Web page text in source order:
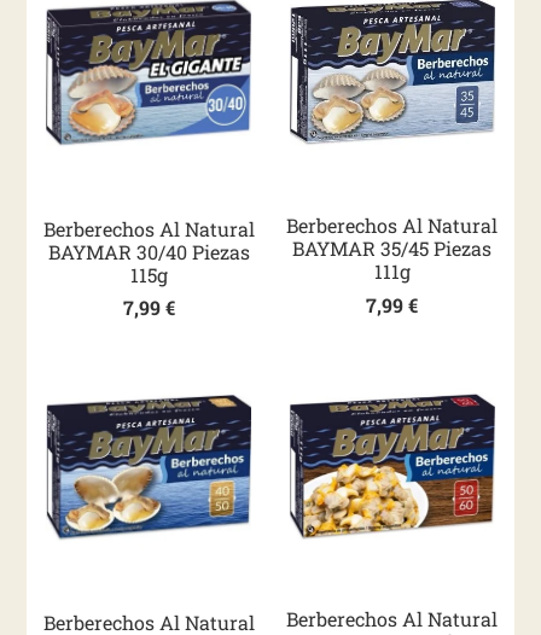
Berberechos Al Natural
BAYMAR 30/40 Piezas
115g
7,99€
Berberechos Al Natural
BAYMAR 35/45 Piezas
111g
7,99€
Berberechos Al Natural
Berberechos Al Natural